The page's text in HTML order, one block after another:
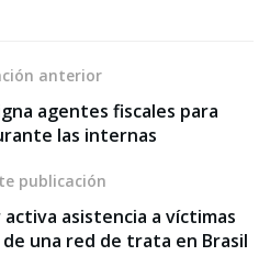
anterior
agentes fiscales para
las internas
publicación
asistencia a víctimas
una red de trata en Brasil